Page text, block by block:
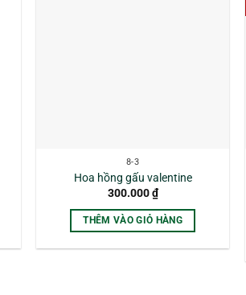
8-3
Hoa hồng gấu valentine
300.000₫
THÊM VÀO GIỎ HÀNG